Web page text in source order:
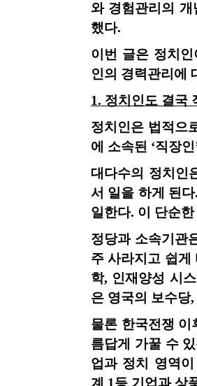
와 경험관리의 개
했다.
이번 글은 정치
인의 경력관리에
1. 정치인도 결국
정치인은 법적으
에 소속된 ‘직장인
대다수의 정치인
서 일을 하게 된다.
일한다. 이 단순
정당과 소속기관
주 사라지고 쉽게
학, 인재양성 시
은 영국의 보수당,
물론 한국전쟁 이
름답게 가꿀 수
업과 정치 영역
계
1등 기업과 상